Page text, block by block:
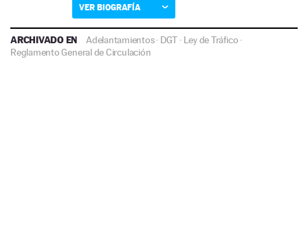
VER BIOGRAFÍA
ARCHIVADO EN Adelantamientos· DGT · Ley de Tráfico ·
Reglamento General de Circulación